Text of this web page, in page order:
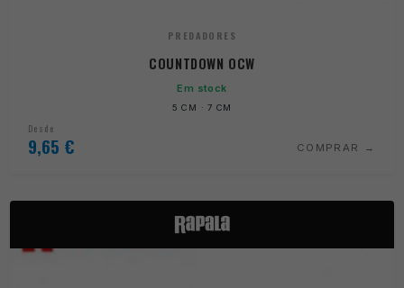
PREDADORES
COUNTDOWN OCW
Em stock
5 CM · 7 CM
Desde
9,65 € COMPRAR